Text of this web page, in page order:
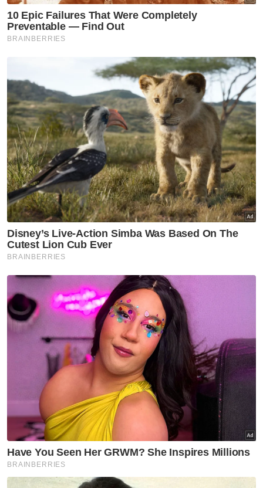
untuk melaksanakan pelbagai agenda
reformasi yang penting dan pengiktirafan
UEC hanyalah salah satu bab kecil daripada
agenda keseluruhan.
"Kerajaan juga perlu berpegang kepada
manifesto pilihan raya serta tidak
membiarkan kenyataan yang bermotifkan
kepentingan politik sempit untuk
membantutkan proses reformasi," katanya.
Berita Telus & Tulus menerusi E-Mel setiap
hari!
Ringkasan AI
Agenda pengiktirafan UEC telah
termaktub dalam manifesto BN dan Buku